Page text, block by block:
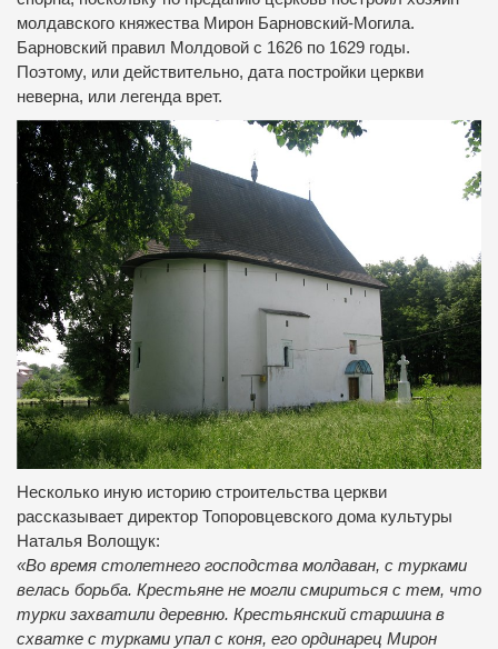
молдавского княжества Мирон Барновский-Могила.
Барновский правил Молдовой с 1626 по 1629 годы.
Поэтому, или действительно, дата постройки церкви
неверна, или легенда врет.
Несколько иную историю строительства церкви
рассказывает директор Топоровцевского дома культуры
Наталья Волощук:
«Во время столетнего господства молдаван, с турками
велась борьба. Крестьяне не могли смириться с тем, что
турки захватили деревню. Крестьянский старшина в
схватке с турками упал с коня, его ординарец Мирон